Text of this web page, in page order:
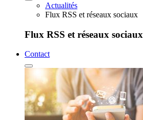
Actualités
Flux RSS et réseaux sociaux
Flux RSS et réseaux sociaux
Contact